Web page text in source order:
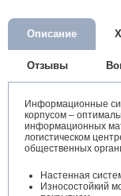
Описание
Отзывы
Информационные
корпусом –
информационных
логистическом
общественных
Настенная
Износостойкий